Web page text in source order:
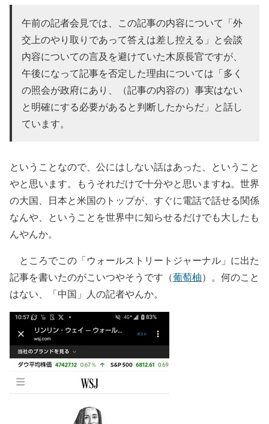
午前の記者会見では、この記事の内容について「外
交上のやり取りであって答えは差し控える」と会談
内容についての言及を避けていた木原長官ですが、
午後になって記事を否定した理由については「多く
の照会が政府にあり、（記事の内容の）事実はない
と明確にする必要があると判断したからだ」と話し
ています。
ということなので、公にはしない話はあった、ということ
やと思います。もうそれだけで十分やと思いますね。世界
の大国、日本と米国のトップが、すぐに電話で話せる関係
なんや、ということを世界中に知らせるだけでも大したも
んやんか。
ところでこの「ウォールストリートジャーナル」に出た
記事を書いたのがこいつやそうです（葡萄柚）。何のこと
はない、「中国」人の記者やんか。